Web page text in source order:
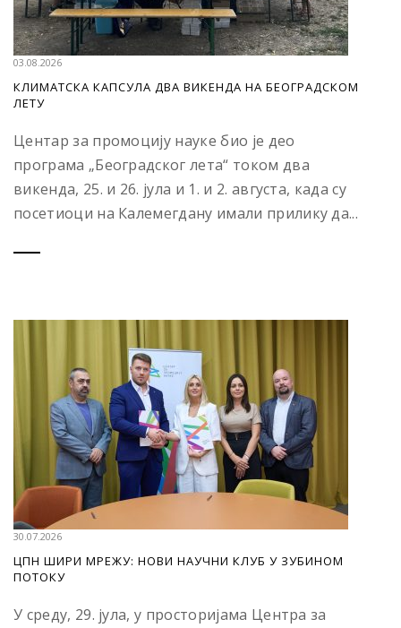
03.08.2026
КЛИМАТСКА КАПСУЛА ДВА ВИКЕНДА НА БЕОГРАДСКОМ
ЛЕТУ
Центар за промоцију науке био је део
програма „Београдског лета“ током два
викенда, 25. и 26. јула и 1. и 2. августа, када су
посетиоци на Калемегдану имали прилику да...
30.07.2026
ЦПН ШИРИ МРЕЖУ: НОВИ НАУЧНИ КЛУБ У ЗУБИНОМ
ПОТОКУ
У среду, 29. јула, у просторијама Центра за